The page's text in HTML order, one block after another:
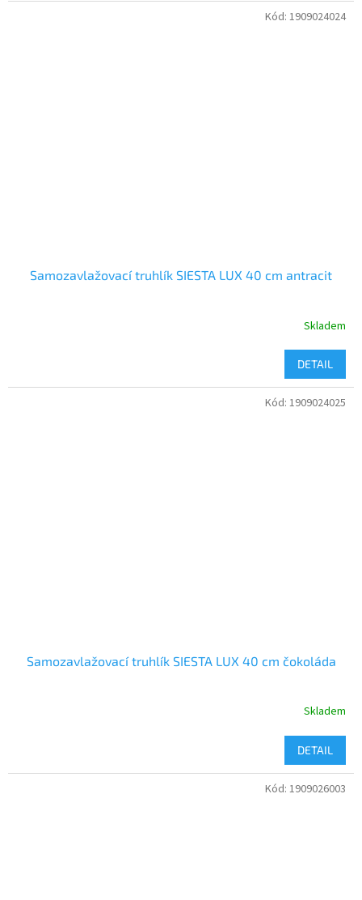
Samozavlažovací truhlík SIESTA LUX 40 cm antracit
Skladem
DETAIL
Kód: 1909024024
Samozavlažovací truhlík SIESTA LUX 40 cm čokoláda
Skladem
DETAIL
Kód: 1909024025
Kód: 1909026003